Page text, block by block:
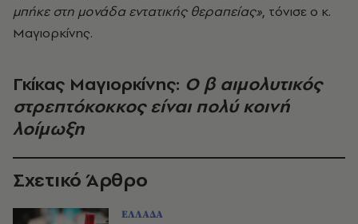
μπήκε στη μονάδα εντατικής θεραπείας», τόνισε ο κ.
Μαγιορκίνης.
Γκίκας Μαγιορκίνης: Ο β αιμολυτικός
στρεπτόκοκκος είναι πολύ κοινή
λοίμωξη
Σχετικό Άρθρο
ΕΛΛΑΔΑ